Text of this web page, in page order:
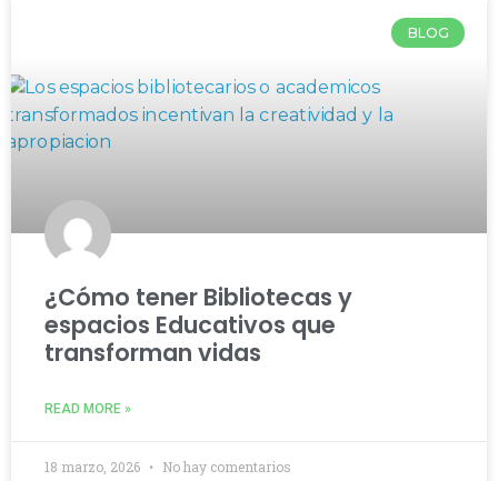
BLOG
¿Cómo tener Bibliotecas y
espacios Educativos que
transforman vidas
READ MORE »
18 marzo, 2026 No hay comentarios